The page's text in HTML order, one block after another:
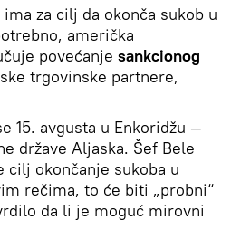
za cilj da okonča sukob u
američka
povećanje sankcionog
trgovinske partnere,
15. avgusta u Enkoridžu —
države Aljaska. Šef Bele
cilj okončanje sukoba u
rečima, to će biti „probni“
da li je moguć mirovni